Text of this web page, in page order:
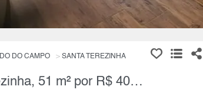
DO CAMPO SANTA TEREZINHA
Apartamento, 2 Quartos à Venda, Santa Terezinha, 51 m² por R$ 409.900,00